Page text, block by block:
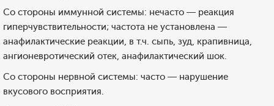
Со стороны иммунной системы: нечасто — реакция
гиперчувствительности; частота не установлена —
анафилактические реакции, в т.ч. сыпь, зуд, крапивница,
ангионевротический отек, анафилактический шок.
Со стороны нервной системы: часто — нарушение
вкусового восприятия.